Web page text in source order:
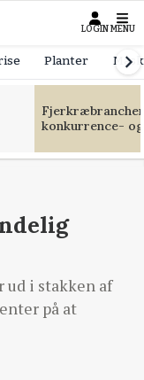
LOGIN MENU
Planter
konkurrence-
ud i stakken af
på at